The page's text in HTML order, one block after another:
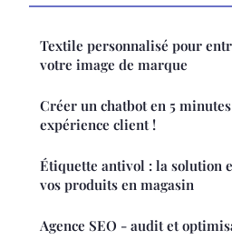
Textile personnalisé pour
votre image de marque
Créer un chatbot en 5
expérience client !
Étiquette antivol : la solution
vos produits en magasin
Agence SEO - audit et